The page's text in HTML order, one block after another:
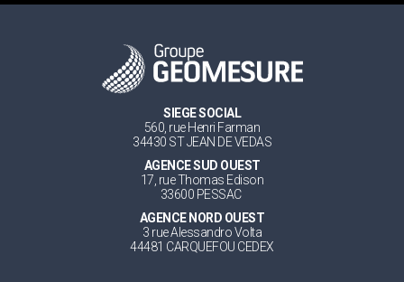
SIEGE SOCIAL
560, rue Henri Farman
34430 ST JEAN DE VEDAS
AGENCE SUD OUEST
17, rue Thomas Edison
33600 PESSAC
AGENCE NORD OUEST
3 rue Alessandro Volta
44481 CARQUEFOU CEDEX